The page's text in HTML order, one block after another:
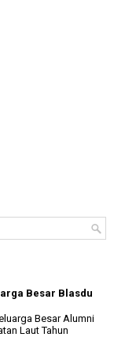
Besar Blasdu
Besar Alumni
Laut Tahun